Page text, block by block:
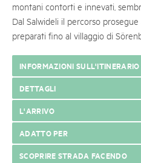
montani contorti e innevati,
Dal Salwideli il percorso
preparati fino al villaggio di
INFORMAZIONI SULL'ITINERARIO
DETTAGLI
L'ARRIVO
ADATTO PER
SCOPRIRE STRADA FACENDO